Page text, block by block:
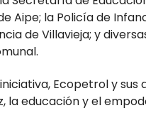
Aipe; la Policía de
de Villavieja; y
Ecopetrol y sus
la educación y el